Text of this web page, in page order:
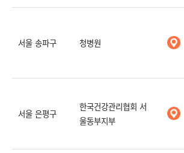
서울 송파구 청병원
서울 은평구
한국건강관리협회 서
울동부지부